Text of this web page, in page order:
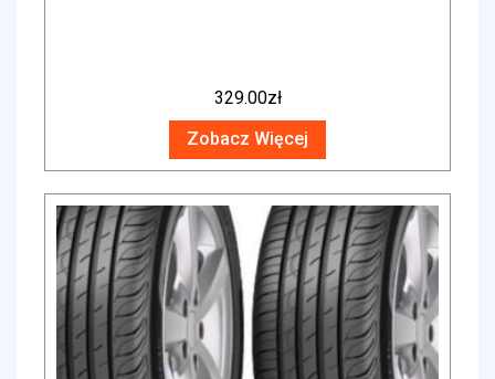
329.00zł
Zobacz Więcej